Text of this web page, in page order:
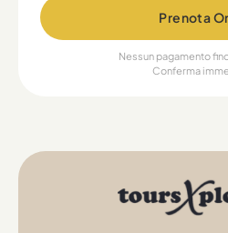
Prenota
Nessun pagamento
Conferma